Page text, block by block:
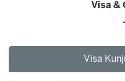
Visa &
Visa